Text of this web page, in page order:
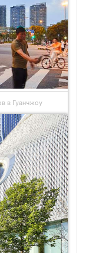
в Гуанчжоу